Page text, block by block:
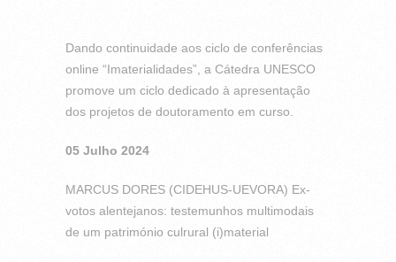
Dando continuidade aos ciclo de conferências
online “Imaterialidades”, a Cátedra UNESCO
promove um ciclo dedicado à apresentação
dos projetos de doutoramento em curso.
05 Julho 2024
MARCUS DORES (CIDEHUS-UEVORA) Ex-
votos alentejanos: testemunhos multimodais
de um património culrural (i)material